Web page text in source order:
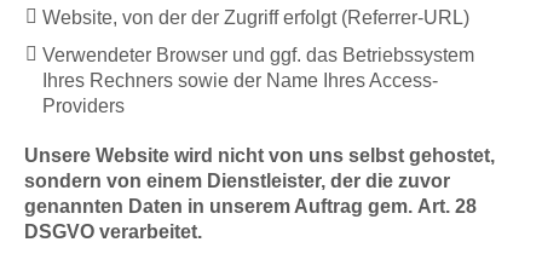
Website, von der der Zugriff erfolgt (Referrer-URL)
Verwendeter Browser und ggf. das Betriebssystem
Ihres Rechners sowie der Name Ihres Access-
Providers
Unsere Website wird nicht von uns selbst gehostet,
sondern von einem Dienstleister, der die zuvor
genannten Daten in unserem Auftrag gem. Art. 28
DSGVO verarbeitet.